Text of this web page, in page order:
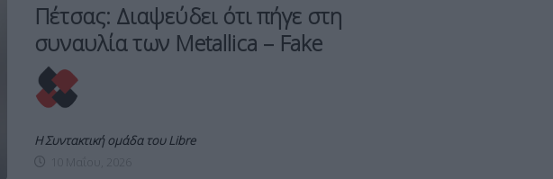
Πέτσας: Διαψεύδει ότι πήγε στη
συναυλία των Metallica – Fake
Η Συντακτική ομάδα του Libre